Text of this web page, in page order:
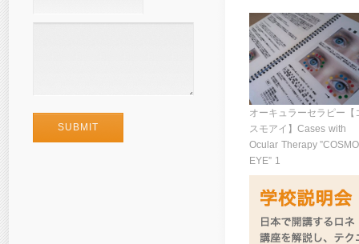
オーキュラーセラピー【
スモアイ】Cases with
Ocular Therapy ”COSMO
EYE” 1